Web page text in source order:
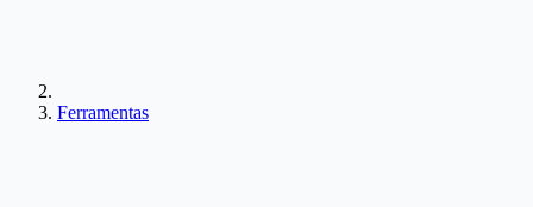
Ferramentas